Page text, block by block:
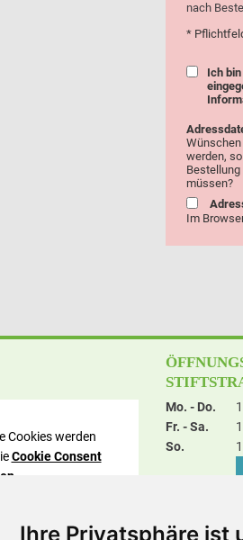
Ihre Privatsphäre ist
nach
*
Ich
werden,
müssen?
Im
Cookies werden
Cookie Consent
Mo. - Do.
Fr. - Sa.
So.